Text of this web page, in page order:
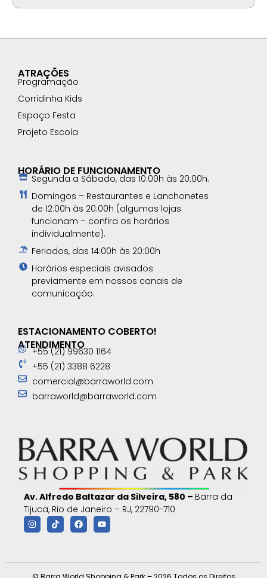
ATRAÇÕES
Programação
Corridinha Kids
Espaço Festa
Projeto Escola
HORÁRIO DE FUNCIONAMENTO
Segunda a Sábado, das 10:00h às 20:00h.
Domingos – Restaurantes e Lanchonetes
de 12:00h às 20:00h (algumas lojas
funcionam – confira os horários
individualmente).
Feriados, das 14:00h às 20:00h
Horários especiais avisados
previamente em nossos canais de
comunicação.​
ESTACIONAMENTO COBERTO!
ATENDIMENTO
+55 (21) 99630 1164
+55 (21) 3388 6228
comercial@barraworld.com
barraworld@barraworld.com
Av. Alfredo Baltazar da Silveira, 580 – Barra da
Tijuca, Rio de Janeiro – RJ, 22790-710